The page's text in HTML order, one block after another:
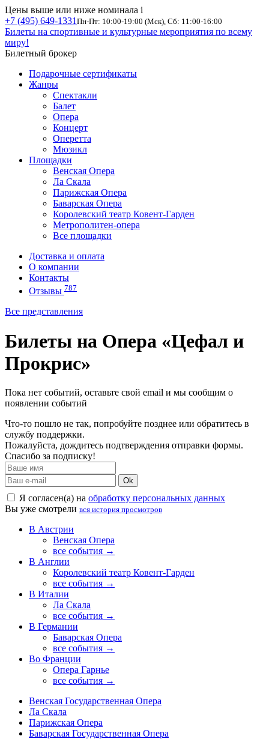
Цены выше или ниже номинала i
+7 (495) 649-1331 Пн-Пт: 10:00-19:00 (Мск), Сб: 11:00-16:00
Билеты на спортивные и культурные мероприятия по всему
миру!
Билетный брокер
Подарочные сертификаты
Жанры
Спектакли
Балет
Опера
Концерт
Оперетта
Мюзикл
Площадки
Венская Опера
Ла Скала
Парижская Опера
Баварская Опера
Королевский театр Ковент-Гарден
Метрополитен-опера
Все площадки
Доставка и оплата
О компании
Контакты
Отзывы 787
Все представления
Билеты на Опера «Цефал и
Прокрис»
Пока нет событий, оставьте свой email и мы сообщим о
появлении событий
Что-то пошло не так, попробуйте позднее или обратитесь в
службу поддержки.
Пожалуйста, дождитесь подтверждения отправки формы.
Спасибо за подписку!
Ok
Я согласен(а) на обработку персональных данных
Вы уже смотрели вся история просмотров
В Австрии
Венская Опера
все события →
В Англии
Королевский театр Ковент-Гарден
все события →
В Италии
Ла Скала
все события →
В Германии
Баварская Опера
все события →
Во Франции
Опера Гарнье
все события →
Венская Государственная Опера
Ла Скала
Парижская Опера
Баварская Государственная Опера